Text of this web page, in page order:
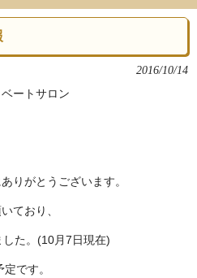
2016/10/14
ートサロン
りがとうございます。
ており、
た。(10月7日現在)
です。